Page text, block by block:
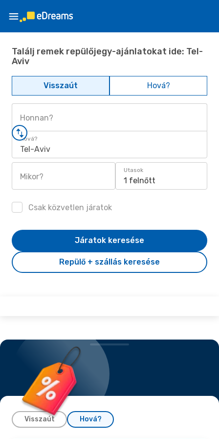
Találj remek repülőjegy-ajánlatokat ide: Tel-
Aviv
Visszaút Hová?
Honnan?
Hová?
Tel-Aviv
Mikor?
Utasok
1 felnőtt
Csak közvetlen járatok
Repülő + szállás keresése
Járatok keresése
Visszaút Hová?